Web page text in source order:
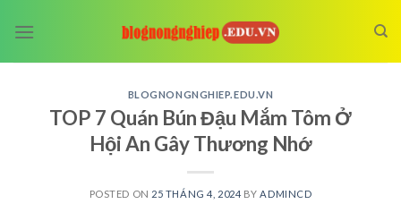
BLOGNONGNGHIEP.EDU.VN
TOP 7 Quán Bún Đậu Mắm Tôm Ở
Hội An Gây Thương Nhớ
POSTED ON 25 THÁNG 4, 2024 BY ADMINCD